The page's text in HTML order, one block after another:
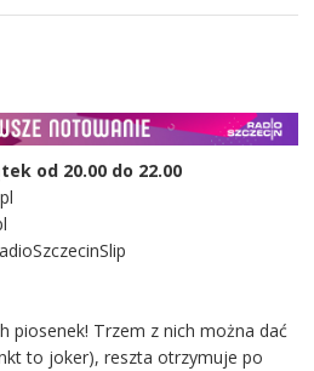
od 20.00 do 22.00
piosenek! Trzem z nich można dać
to joker), reszta otrzymuje po